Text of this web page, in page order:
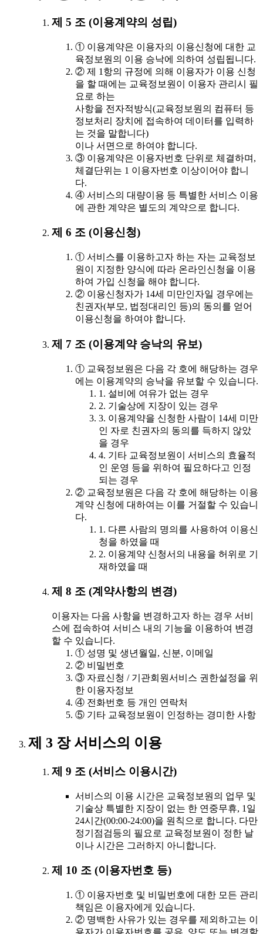
제 5 조 (이용계약의 성립)
① 이용계약은 이용자의 이용신청에 대한 교
육정보원의 이용 승낙에 의하여 성립됩니다.
② 제 1항의 규정에 의해 이용자가 이용 신청
을 할 때에는 교육정보원이 이용자 관리시 필
요로 하는
사항을 전자적방식(교육정보원의 컴퓨터 등
정보처리 장치에 접속하여 데이터를 입력하
는 것을 말합니다)
이나 서면으로 하여야 합니다.
③ 이용계약은 이용자번호 단위로 체결하며,
체결단위는 1 이용자번호 이상이어야 합니
다.
④ 서비스의 대량이용 등 특별한 서비스 이용
에 관한 계약은 별도의 계약으로 합니다.
제 6 조 (이용신청)
① 서비스를 이용하고자 하는 자는 교육정보
원이 지정한 양식에 따라 온라인신청을 이용
하여 가입 신청을 해야 합니다.
② 이용신청자가 14세 미만인자일 경우에는
친권자(부모, 법정대리인 등)의 동의를 얻어
이용신청을 하여야 합니다.
제 7 조 (이용계약 승낙의 유보)
① 교육정보원은 다음 각 호에 해당하는 경우
에는 이용계약의 승낙을 유보할 수 있습니다.
1. 설비에 여유가 없는 경우
2. 기술상에 지장이 있는 경우
3. 이용계약을 신청한 사람이 14세 미만
인 자로 친권자의 동의를 득하지 않았
을 경우
4. 기타 교육정보원이 서비스의 효율적
인 운영 등을 위하여 필요하다고 인정
되는 경우
② 교육정보원은 다음 각 호에 해당하는 이용
계약 신청에 대하여는 이를 거절할 수 있습니
다.
1. 다른 사람의 명의를 사용하여 이용신
청을 하였을 때
2. 이용계약 신청서의 내용을 허위로 기
재하였을 때
제 8 조 (계약사항의 변경)
이용자는 다음 사항을 변경하고자 하는 경우 서비
스에 접속하여 서비스 내의 기능을 이용하여 변경
할 수 있습니다.
① 성명 및 생년월일, 신분, 이메일
② 비밀번호
③ 자료신청 / 기관회원서비스 권한설정을 위
한 이용자정보
④ 전화번호 등 개인 연락처
⑤ 기타 교육정보원이 인정하는 경미한 사항
제 3 장 서비스의 이용
제 9 조 (서비스 이용시간)
서비스의 이용 시간은 교육정보원의 업무 및
기술상 특별한 지장이 없는 한 연중무휴, 1일
24시간(00:00-24:00)을 원칙으로 합니다. 다만
정기점검등의 필요로 교육정보원이 정한 날
이나 시간은 그러하지 아니합니다.
제 10 조 (이용자번호 등)
① 이용자번호 및 비밀번호에 대한 모든 관리
책임은 이용자에게 있습니다.
② 명백한 사유가 있는 경우를 제외하고는 이
용자가 이용자번호를 공유, 양도 또는 변경할